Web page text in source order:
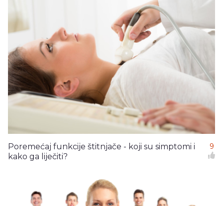
Poremećaj funkcije štitnjače - koji su simptomi i
kako ga liječiti?
9